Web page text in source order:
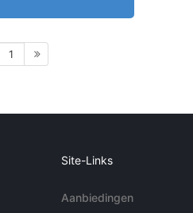
1
Site-Links
Aanbiedingen